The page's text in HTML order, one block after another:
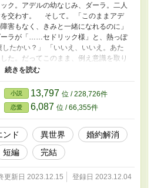
ク。アデルの幼なじみ、ダーラ。二人
を交わす。 そして。 「このままアデ
害もなく、きみと一緒になれるのに」
ラが「……セドリック様」と、熱っぽ
たかい？」 「いいえ、いいえ。あた
た。だってこのまま、例え意識を取り
ていたら、セドリック様はずっと縛ら
でもやっぱり、死んでくれた方が世間
うよね」 「そう、ですね。でもあた
ん？」 「かもね。でも、きみの前で
の必要もないし」 「ですね」 クスク
そうに笑い合う。 傍に立つアデル
崩れ落ちた。
小説 13,797 位 / 228,726件
恋愛 6,087 位 / 66,355件
ンド 異世界
婚約解消
短編 完結
更新日 2023.12.15 登録日 2023.12.04